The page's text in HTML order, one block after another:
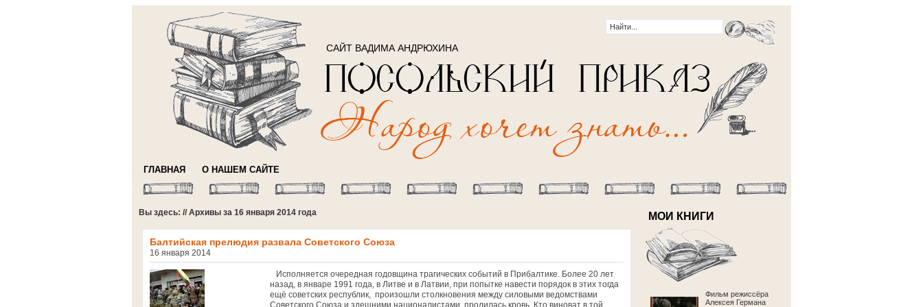
САЙТ ВАДИМА АНДРЮХИНА
ГЛАВНАЯ О НАШЕМ САЙТЕ
Вы здесь: // Архивы за 16 января 2014 года
Балтийская прелюдия развала Советского Союза
16 января 2014
Исполняется очередная годовщина трагических событий в Прибалтике. Более 20 лет
назад, в январе 1991 года, в Литве и в Латвии, при попытке навести порядок в этих тогда
ещё советских республик, произошли столкновения между силовыми ведомствами
Советского Союза и здешними националистами, пролилась кровь. Кто виноват в той
МОИ КНИГИ
Фильм режиссёра
Алексея Германа